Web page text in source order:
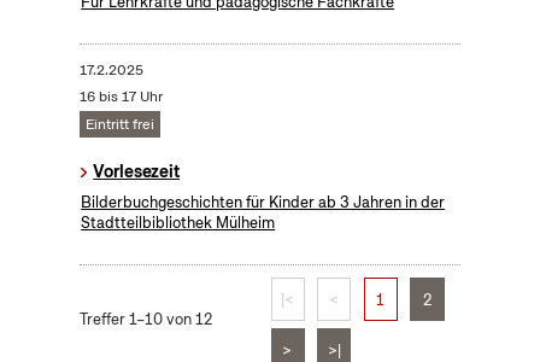
17.2.2025
16 bis 17 Uhr
Eintritt frei
Vorlesezeit
Bilderbuchgeschichten für Kinder ab 3 Jahren in der
Stadtteilbibliothek Mülheim
Treffer 1–10 von 12
|< < 1 2
> >|